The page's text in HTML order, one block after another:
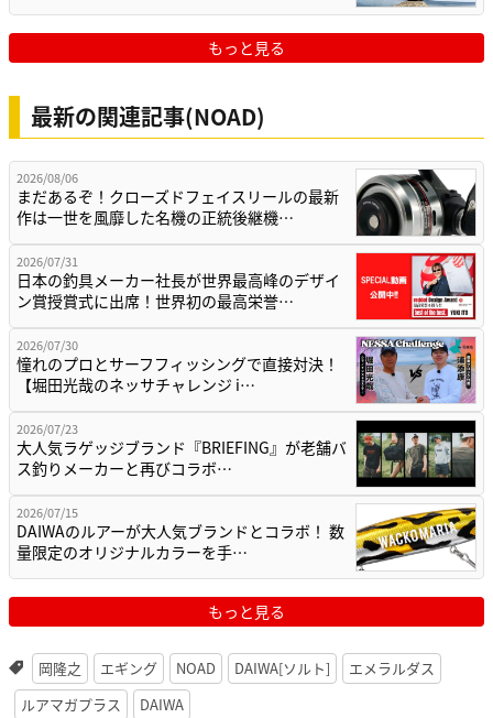
もっと見る
最新の関連記事(NOAD)
2026/08/06
まだあるぞ！クローズドフェイスリールの最新
作は一世を風靡した名機の正統後継機…
2026/07/31
日本の釣具メーカー社長が世界最高峰のデザイ
ン賞授賞式に出席！世界初の最高栄誉…
2026/07/30
憧れのプロとサーフフィッシングで直接対決！
【堀田光哉のネッサチャレンジ i…
2026/07/23
大人気ラゲッジブランド『BRIEFING』が老舗バ
ス釣りメーカーと再びコラボ…
2026/07/15
DAIWAのルアーが大人気ブランドとコラボ！ 数
量限定のオリジナルカラーを手…
もっと見る
岡隆之 エギング NOAD DAIWA[ソルト]
エメラルダス
ルアマガプラス
DAIWA